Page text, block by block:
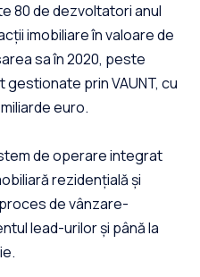
80 de dezvoltatori anul
imobiliare în valoare de
sa în 2020, peste
prin VAUNT, cu
euro.
de operare integrat
rezidențială și
de vânzare-
lead-urilor și până la